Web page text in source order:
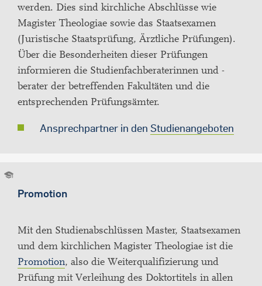
werden. Dies sind kirchliche Abschlüsse wie
Magister Theologiae sowie das Staatsexamen
(Juristische Staatsprüfung, Ärztliche Prüfungen).
Über die Besonderheiten dieser Prüfungen
informieren die Studienfachberaterinnen und -
berater der betreffenden Fakultäten und die
entsprechenden Prüfungsämter.
Ansprechpartner in den Studienangeboten
Promotion
Mit den Studienabschlüssen Master, Staatsexamen
und dem kirchlichen Magister Theologiae ist die
Promotion, also die Weiterqualifizierung und
Prüfung mit Verleihung des Doktortitels in allen